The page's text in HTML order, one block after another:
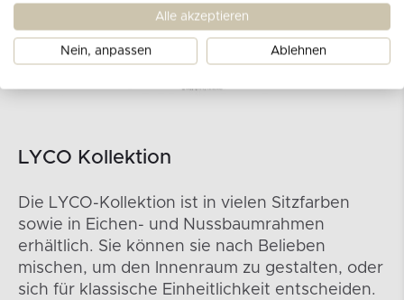
LYCO Kollektion
Die LYCO-Kollektion ist in vielen Sitzfarben
sowie in Eichen- und Nussbaumrahmen
erhältlich. Sie können sie nach Belieben
mischen, um den Innenraum zu gestalten, oder
sich für klassische Einheitlichkeit entscheiden.
Alle akzeptieren
Nein, anpassen Ablehnen